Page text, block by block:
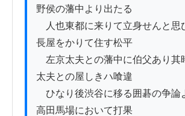
野侯の藩中より出たる
人也東都に来りて立身せんと思
長屋をかりて住す松平
左京太夫との藩中に伯父あり其
太夫との屋しきハ喰違
ひなり後渋谷に移る囲碁の争論
高田馬場において打果